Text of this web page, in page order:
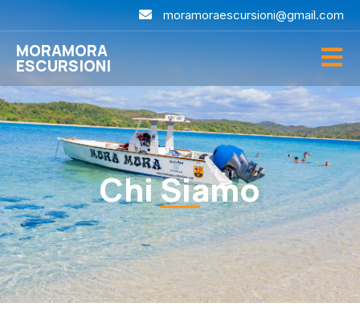
moramoraescursioni@gmail.com
MORAMORA
ESCURSIONI
Chi Siamo